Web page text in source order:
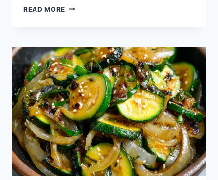
READ MORE SALADE
L’ÉLÉGANCE
DU
CRABE
AU
SOMMET